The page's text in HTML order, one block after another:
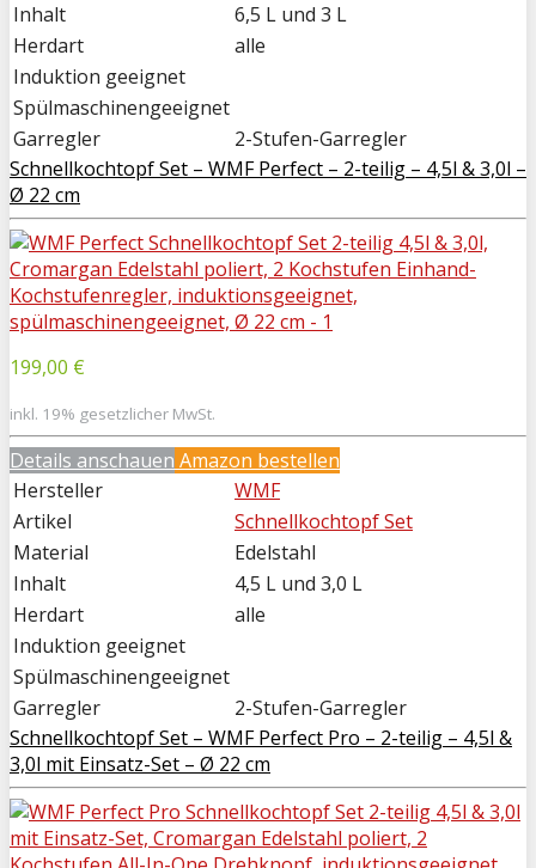
Inhalt
6,5 L und 3 L
Herdart
alle
Induktion geeignet
Spülmaschinengeeignet
Garregler
2-Stufen-Garregler
Schnellkochtopf Set – WMF Perfect – 2-teilig – 4,5l & 3,0l –
Ø 22 cm
199,00 €
inkl. 19% gesetzlicher MwSt.
Details anschauen Amazon bestellen
Hersteller
WMF
Artikel
Schnellkochtopf Set
Material
Edelstahl
Inhalt
4,5 L und 3,0 L
Herdart
alle
Induktion geeignet
Spülmaschinengeeignet
Garregler
2-Stufen-Garregler
Schnellkochtopf Set – WMF Perfect Pro – 2-teilig – 4,5l &
3,0l mit Einsatz-Set – Ø 22 cm